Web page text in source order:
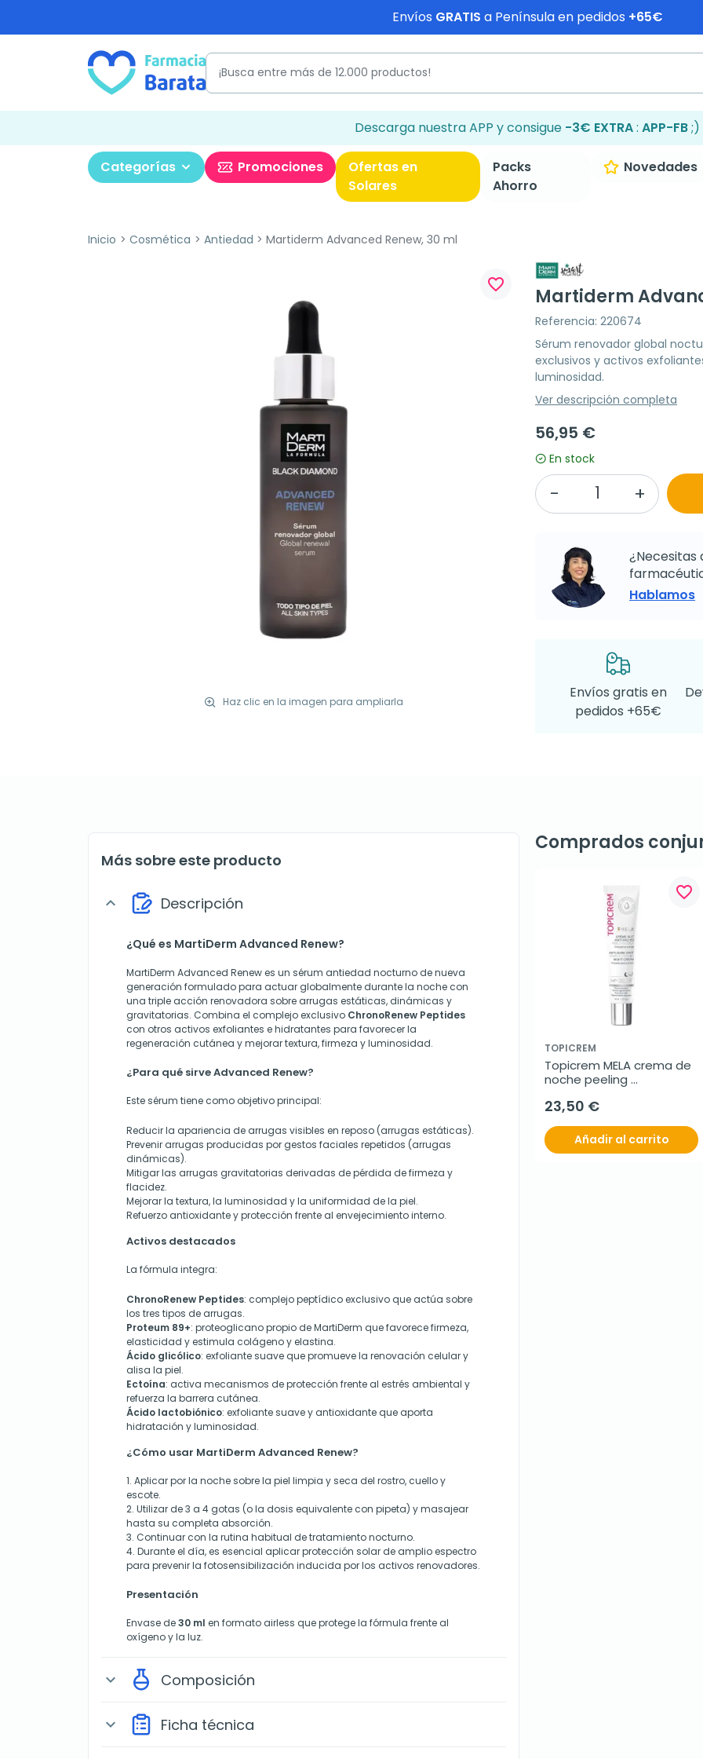
Envíos GRATIS a Península en pedidos +65€
Descarga nuestra APP y consigue -3€ EXTRA: APP-FB;)
Categorías Promociones
Ofertas en
Solares
Packs
Ahorro
Novedades
Inicio Cosmética Antiedad Martiderm Advanced Renew, 30 ml
Haz clic en la imagen para ampliarla
favorite_border
Martiderm
Referencia: 220674
Sérum renovador global
exclusivos y activos
luminosidad.
Ver descripción completa
56,95 €
En stock
¿Necesitas
Hablamos
Envíos gratis en
pedidos +65€
Más sobre este producto
expand_more Descripción
¿Qué es MartiDerm Advanced Renew?
MartiDerm Advanced Renew es un sérum antiedad nocturno de nueva
generación formulado para actuar globalmente durante la noche con
una triple acción renovadora sobre arrugas estáticas, dinámicas y
gravitatorias. Combina el complejo exclusivo ChronoRenew Peptides
con otros activos exfoliantes e hidratantes para favorecer la
regeneración cutánea y mejorar textura, firmeza y luminosidad.
¿Para qué sirve Advanced Renew?
Este sérum tiene como objetivo principal:
Reducir la apariencia de arrugas visibles en reposo (arrugas estáticas).
Prevenir arrugas producidas por gestos faciales repetidos (arrugas
dinámicas).
Mitigar las arrugas gravitatorias derivadas de pérdida de firmeza y
flacidez.
Mejorar la textura, la luminosidad y la uniformidad de la piel.
Refuerzo antioxidante y protección frente al envejecimiento interno.
Activos destacados
La fórmula integra:
ChronoRenew Peptides: complejo peptídico exclusivo que actúa sobre
los tres tipos de arrugas.
Proteum 89+: proteoglicano propio de MartiDerm que favorece firmeza,
elasticidad y estimula colágeno y elastina.
Ácido glicólico: exfoliante suave que promueve la renovación celular y
alisa la piel.
Ectoína: activa mecanismos de protección frente al estrés ambiental y
refuerza la barrera cutánea.
Ácido lactobiónico: exfoliante suave y antioxidante que aporta
hidratación y luminosidad.
¿Cómo usar MartiDerm Advanced Renew?
1. Aplicar por la noche sobre la piel limpia y seca del rostro, cuello y
escote.
2. Utilizar de 3 a 4 gotas (o la dosis equivalente con pipeta) y masajear
hasta su completa absorción.
3. Continuar con la rutina habitual de tratamiento nocturno.
4. Durante el día, es esencial aplicar protección solar de amplio espectro
para prevenir la fotosensibilización inducida por los activos renovadores.
Presentación
Envase de30 ml en formato airless que protege la fórmula frente al
oxígeno y la luz.
expand_more Composición
expand_more Ficha técnica
Comprados
favorite_border
TOPICREM
Topicrem MELA crema de
noche peeling
23,50 €
Añadir al carrito